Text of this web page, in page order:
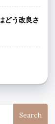
どう改良さ